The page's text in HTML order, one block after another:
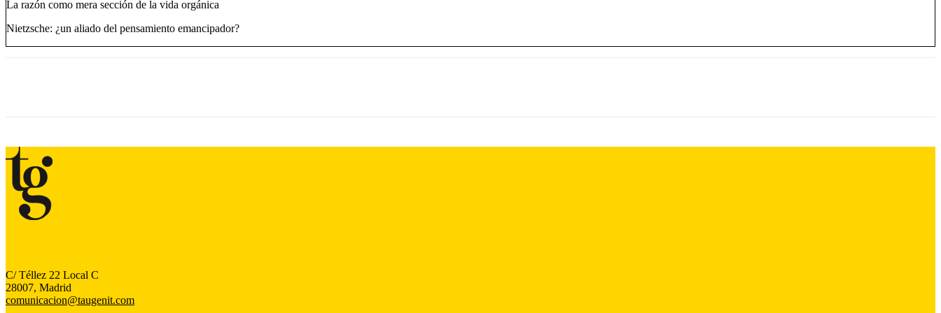
La razón como mera sección de la vida orgánica
Nietzsche: ¿un aliado del pensamiento emancipador?
C/ Téllez 22 Local C
28007, Madrid
comunicacion@taugenit.com